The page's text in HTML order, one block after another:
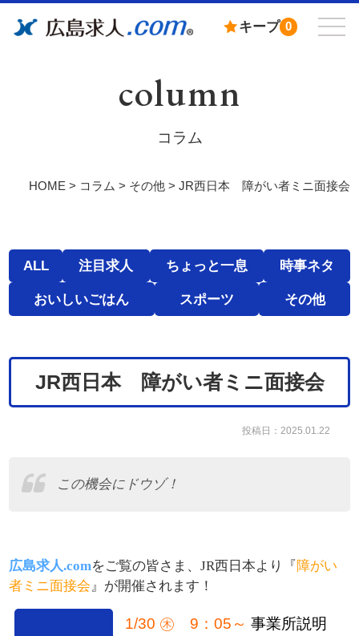
キープ 0
column
コラム
HOME> コラム > その他> JR西日本 障がい者ミニ面接会
ALL 注目求人 ちょっと一息 時事ネタ
おいしいごはん スポーツ その他
JR西日本 障がい者ミニ面接会
投稿日：2025.01.22
この機会にドウゾ！
広島求人.comをご覧の皆さま、JR西日本より『障がい
者ミニ面接会 』が開催されます！
1/30 ㊍ 9：05～ 事業所説明